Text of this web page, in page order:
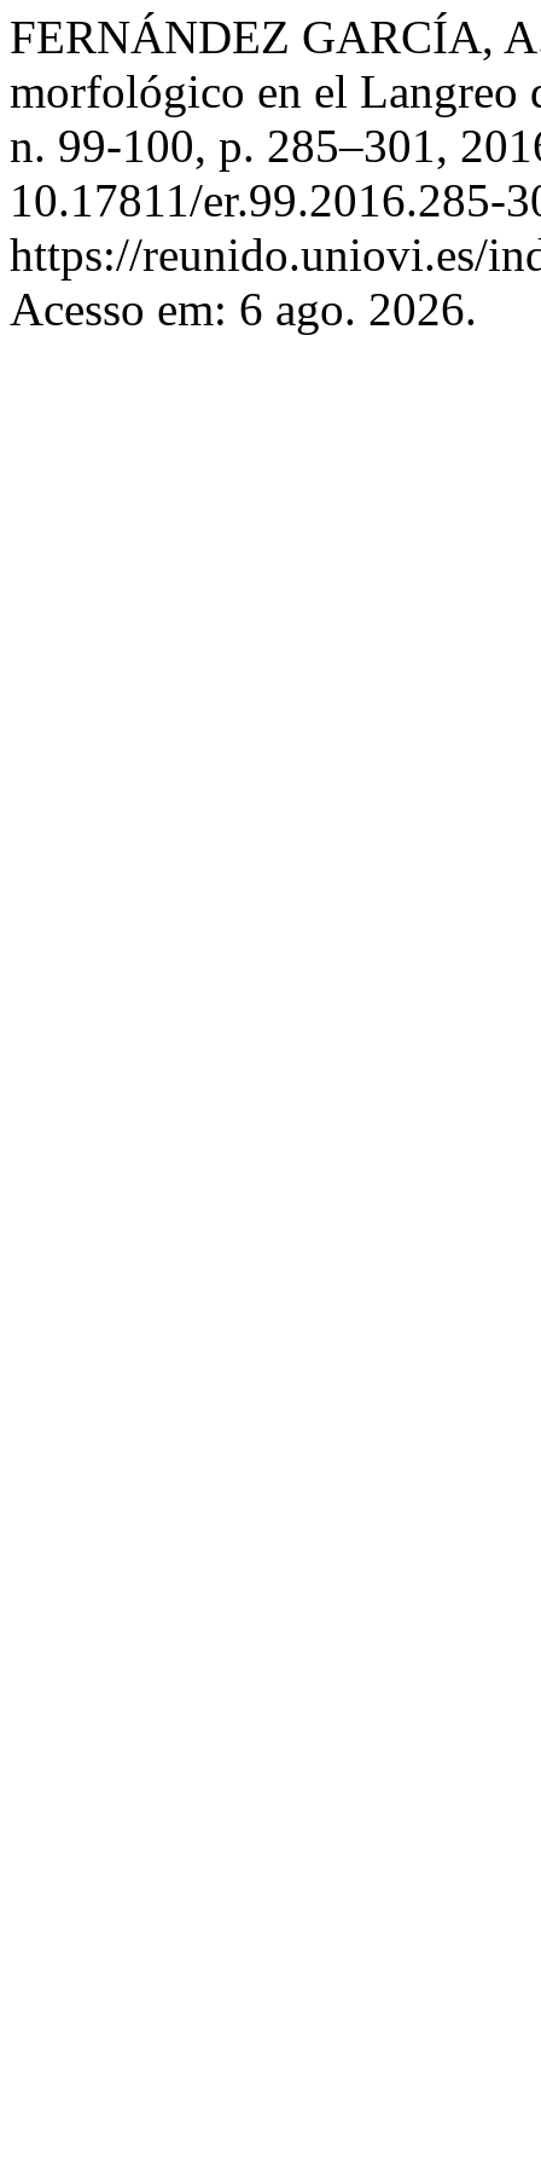
FERNÁNDEZ GARCÍA,
morfológico en el Langreo
n. 99-100, p. 285–301,
10.17811/er.99.2016.285-
https://reunido.uniovi.es/
Acesso em: 6 ago. 2026.